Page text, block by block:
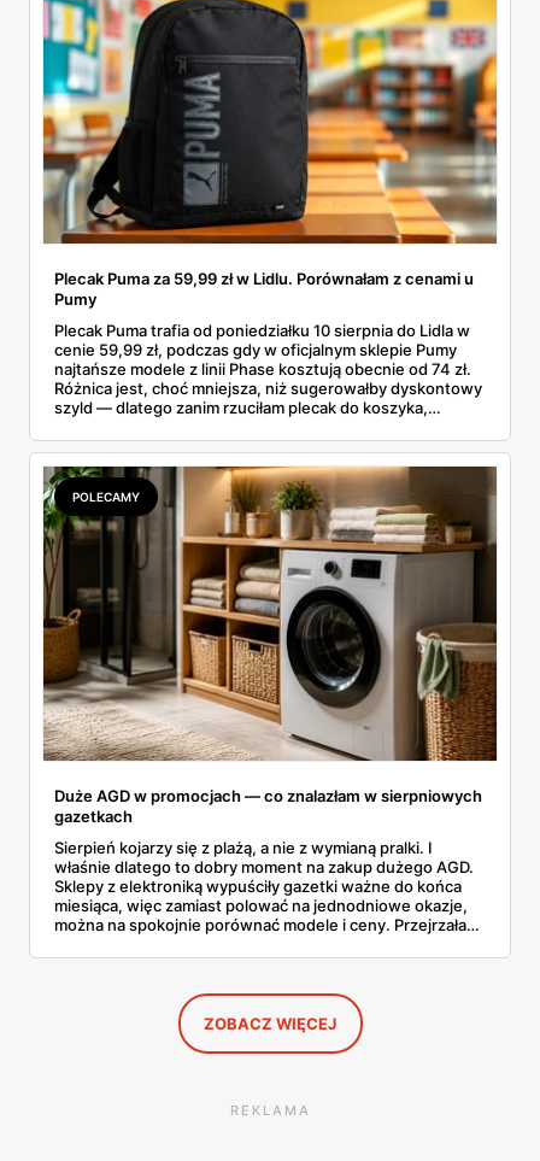
Plecak Puma za 59,99 zł w Lidlu. Porównałam z cenami u
Pumy
Plecak Puma trafia od poniedziałku 10 sierpnia do Lidla w
cenie 59,99 zł, podczas gdy w oficjalnym sklepie Pumy
najtańsze modele z linii Phase kosztują obecnie od 74 zł.
Różnica jest, choć mniejsza, niż sugerowałby dyskontowy
szyld — dlatego zanim rzuciłam plecak do koszyka,
rozpiska: co dokładnie sprzedaje Lidl, ile kosztują
odpowiedniki u producenta i komu ten zakup naprawdę
się opłaci.
POLECAMY
Duże AGD w promocjach — co znalazłam w sierpniowych
gazetkach
Sierpień kojarzy się z plażą, a nie z wymianą pralki. I
właśnie dlatego to dobry moment na zakup dużego AGD.
Sklepy z elektroniką wypuściły gazetki ważne do końca
miesiąca, więc zamiast polować na jednodniowe okazje,
można na spokojnie porównać modele i ceny. Przejrzałam
znalazłam, z cenami i terminami.
ZOBACZ WIĘCEJ
REKLAMA